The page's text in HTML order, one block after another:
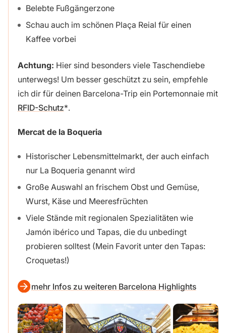
Belebte Fußgängerzone
Schau auch im schönen Plaça Reial für einen
Kaffee vorbei
Achtung: Hier sind besonders viele Taschendiebe
unterwegs! Um besser geschützt zu sein, empfehle
ich dir für deinen Barcelona-Trip ein Portemonnaie mit
RFID-Schutz .
Mercat de la Boqueria
Historischer Lebensmittelmarkt, der auch einfach
nur La Boqueria genannt wird
Große Auswahl an frischem Obst und Gemüse,
Wurst, Käse und Meeresfrüchten
Viele Stände mit regionalen Spezialitäten wie
Jamón ibérico und Tapas, die du unbedingt
probieren solltest (Mein Favorit unter den Tapas:
Croquetas!)
mehr Infos zu weiteren Barcelona Highlights